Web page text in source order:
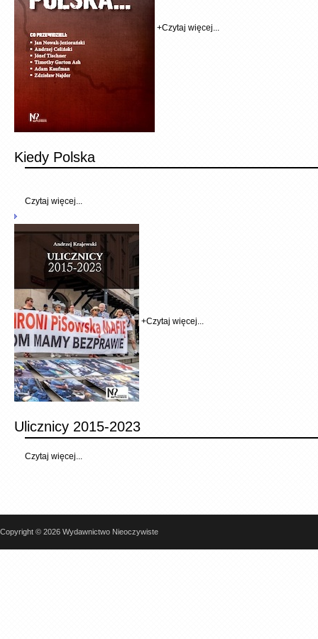
+Czytaj więcej...
Kiedy Polska
Czytaj więcej...
+Czytaj więcej...
Ulicznicy 2015-2023
Czytaj więcej...
Copyright © 2026 Wydawnictwo Nieoczywiste